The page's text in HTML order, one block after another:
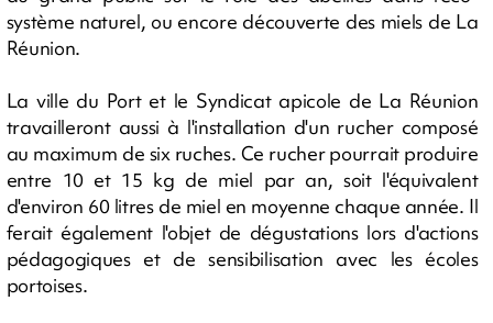
système naturel, ou encore découverte des miels de La
Réunion.
La ville du Port et le Syndicat apicole de La Réunion
travailleront aussi à l'installation d'un rucher composé
au maximum de six ruches. Ce rucher pourrait produire
entre 10 et 15 kg de miel par an, soit l'équivalent
d'environ 60 litres de miel en moyenne chaque année. Il
ferait également l'objet de dégustations lors d'actions
pédagogiques et de sensibilisation avec les écoles
portoises.